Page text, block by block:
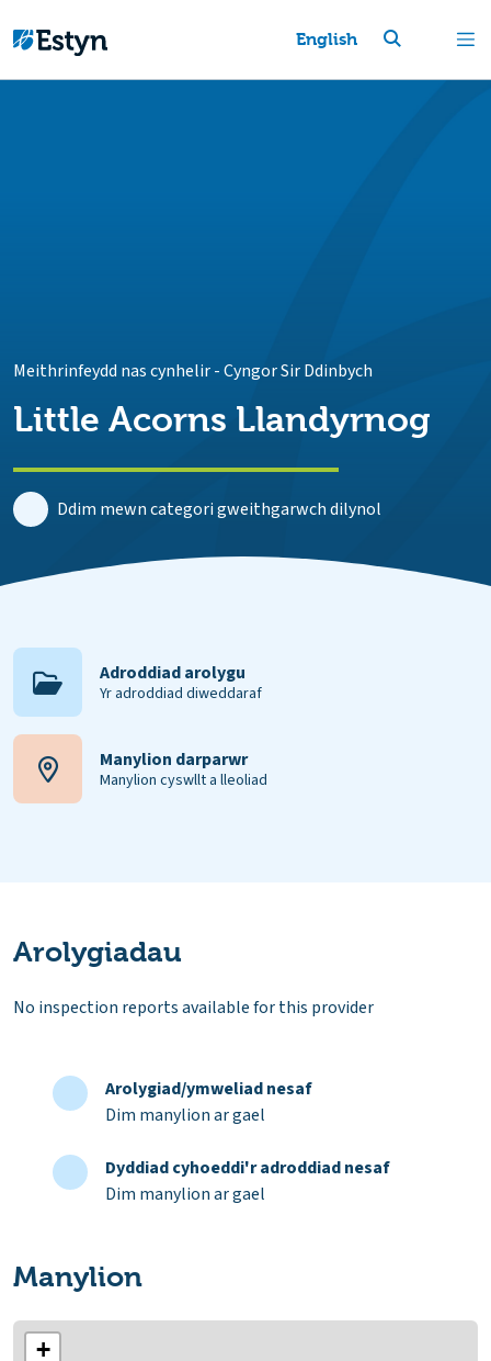
English
Meithrinfeydd nas cynhelir-Cyngor Sir Ddinbych
Little Acorns Llandyrnog
Ddim mewn categori gweithgarwch dilynol
Adroddiad arolygu
Yr adroddiad diweddaraf
Manylion darparwr
Manylion cyswllt a lleoliad
Arolygiadau
No inspection reports available for this provider
Arolygiad/ymweliad nesaf
Dim manylion ar gael
Dyddiad cyhoeddi'r adroddiad nesaf
Dim manylion ar gael
Manylion
+